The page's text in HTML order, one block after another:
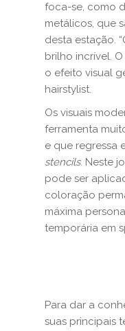
foca-se, como
metálicos, que
desta estação.
brilho incrível.
o efeito visual
hairstylist.
Os visuais
ferramenta
e que regressa
stencils. Neste
pode ser
coloração
máxima
temporária em
Para dar a
suas principais